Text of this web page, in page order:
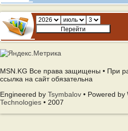
MSN.KG Все права защищены • При
ссылка на сайт обязательна
Engineered by Tsymbalov • Powered by
Technologies • 2007